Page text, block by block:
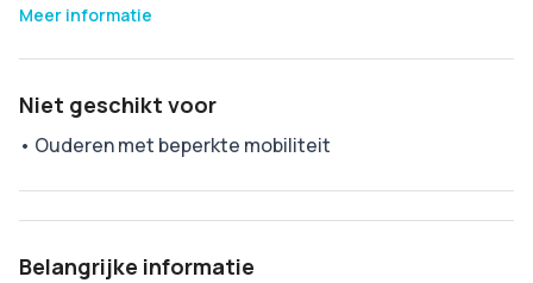
Meer informatie
Niet geschikt voor
• Ouderen met beperkte mobiliteit
Belangrijke informatie